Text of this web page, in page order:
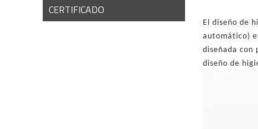
CERTIFICADO
El diseño de
automático)
diseñada con
diseño de